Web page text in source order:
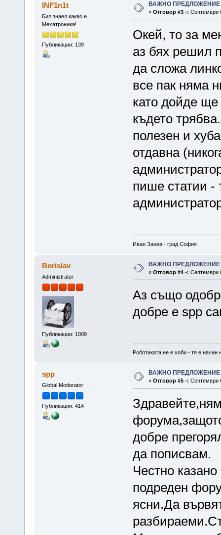
INF1n1t
Бил знаел какво е
Мехатроника!
Публикации: 139
ВАЖНО ПРЕДЛОЖЕНИЕ
« Отговор #3 -: Септември
Окей, то за
аз бях решил
да сложа
все пак няма
като дойде ще
където
полезен и
отдавна
пише статии -
Иван Занев - град София
Borislav
Administrator
Публикации: 1009
ВАЖНО ПРЕДЛОЖЕНИЕ
« Отговор #4 -: Септември
Аз също
добре е spp
Роботиката не е хоби - тя е начин
spp
Global Moderator
Публикации: 414
ВАЖНО ПРЕДЛОЖЕНИЕ
« Отговор #5 -: Септември
добре
да пописвам.
Честно
подреден
ясни.Да